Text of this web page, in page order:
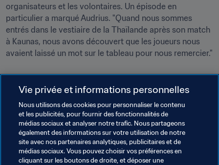
organisateurs et les volontaires. Un épisode en
particulier a marqué Audrius. "Quand nous sommes
entrés dans le vestiaire de la Thaïlande après son match
à Kaunas, nous avons découvert que les joueurs nous
avaient laissé un mot sur le tableau pour nous remercier."
Dans quelques jours, le rideau tombera définitivement
sur Lituanie 2021. Une seule équipe rentrera chez elle
avec le trophée, mais les volontaires ne repartiront pas
les mains vides : ils emporteront avec eux de merveilleux
souvenirs, des expériences inoubliables et de nouvelles
Vie privée et informations personnelles
Nous utilisons des cookies pour personnaliser le contenu
et les publicités, pour fournir des fonctionnalités de
médias sociaux et analyser notre trafic. Nous partageons
également des informations sur votre utilisation de notre
site avec nos partenaires analytiques, publicitaires et de
médias sociaux. Vous pouvez choisir vos préférences en
cliquant sur les boutons de droite, et déposer une